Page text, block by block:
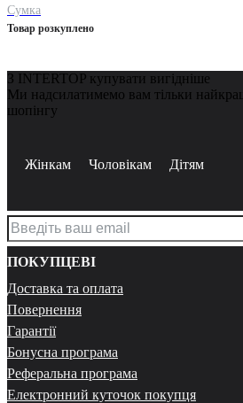
Сумка
Товар розкуплено
З INTERTOP купувати вигідніше
Ми надсилатимемо вам тільки
шопінгу
Жінкам Чоловікам Дітям
ПОКУПЦЕВІ
Доставка та оплата
Повернення
Гарантії
Бонусна програма
Реферальна програма
Електронний куточок покупця